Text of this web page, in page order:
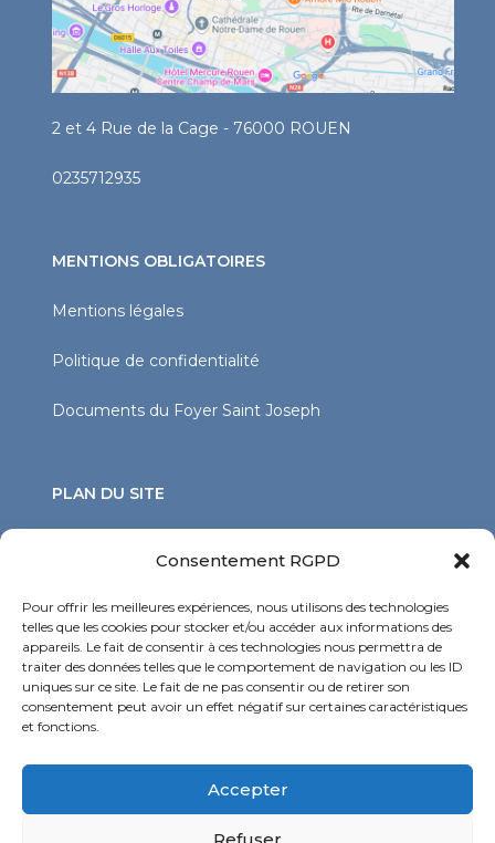
Consentement RGPD
Pour offrir les meilleures expériences, nous utilisons des technologies
telles que les cookies pour stocker et/ou accéder aux informations des
appareils. Le fait de consentir à ces technologies nous permettra de
traiter des données telles que le comportement de navigation ou les ID
uniques sur ce site. Le fait de ne pas consentir ou de retirer son
consentement peut avoir un effet négatif sur certaines caractéristiques
et fonctions.
Accepter
Refuser
2 et 4 Rue de la Cage - 76000 ROUEN
0235712935
MENTIONS OBLIGATOIRES
Mentions légales
Politique de confidentialité
Documents du Foyer Saint Joseph
PLAN DU SITE
Vie en établissement
Services
Actualités
Contact
SUIVEZ-NOUS SUR LES RÉSEAUX SOCIAUX